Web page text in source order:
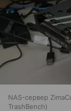
NAS-сервер
TrashBench